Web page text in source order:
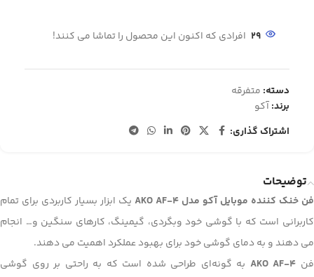
29 افرادی که اکنون این محصول را تماشا می کنند!
دسته: متفرقه
برند:آکو
اشتراک گذاری:
توضیحات
فن خنک کننده موبایل آکو مدل AKO AF-4
یک ابزار بسیار کاربردی برای تمام
کاربرانی است که با گوشی خود وبگردی، گیمینگ، کارهای سنگین و… انجام
می دهند و به دمای گوشی خود برای بهبود عملکرد اهمیت می دهند.
فن AKO AF-4 به گونه‌ای طراحی شده است که به راحتی بر روی گوشی